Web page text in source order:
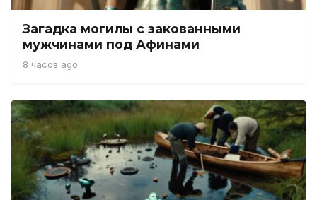
Загадка могилы с закованными
мужчинами под Афинами
8 часов ago